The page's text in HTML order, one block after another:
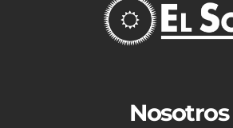
Nosotros